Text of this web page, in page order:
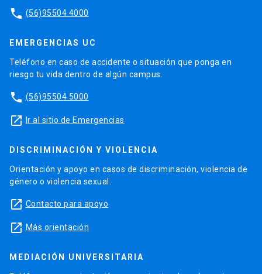
phone (56)95504 4000
EMERGENCIAS UC
Teléfono en caso de accidente o situación que ponga en
riesgo tu vida dentro de algún campus.
phone (56)95504 5000
launch Ir al sitio de Emergencias
DISCRIMINACIÓN Y VIOLENCIA
Orientación y apoyo en casos de discriminación, violencia de
género o violencia sexual.
launch Contacto para apoyo
launch Más orientación
MEDIACIÓN UNIVERSITARIA